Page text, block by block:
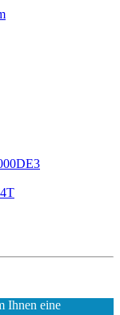
Ihnen eine